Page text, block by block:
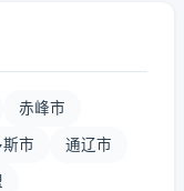
赤峰市
市 通辽市